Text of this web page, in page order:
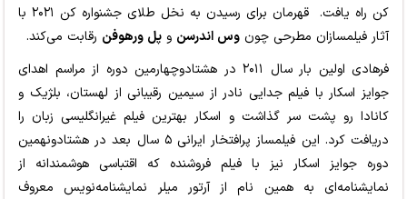
کن راه یافت. قهرمان برای رسیدن به نخل طلای جشنواره کن ۲۰۲۱ با
آثار فیلمسازان مطرحی چون وس اندرسن و پل ورهوفن رقابت می‌کند.
فرهادی اولین بار سال ۲۰۱۱ در هشتادوچهارمین دوره از مراسم اهدای
جوایز اسکار با فیلم جدایی نادر از سیمین رقیبانی از لهستان، بلژیک و
کانادا رو پشت سر گذاشت و اسکار بهترین فیلم غیرانگلیسی زبان را
دریافت کرد. این فیلمساز پرافتخار ایرانی ۵ سال بعد در هشتادونهمین
دوره جوایز اسکار نیز با فیلم فروشنده که اقتباسی هوشمندانه از
نمایشنامه‌ای به همین نام از آرتور میلر نمایشنامه‌نویس معروف